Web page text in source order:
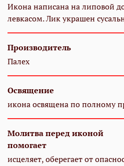
Икона написана на липовой
левкасом. Лик украшен
Производитель
Палех
Освящение
икона освящена по полному
Молитва перед иконой
помогает
исцеляет, оберегает от